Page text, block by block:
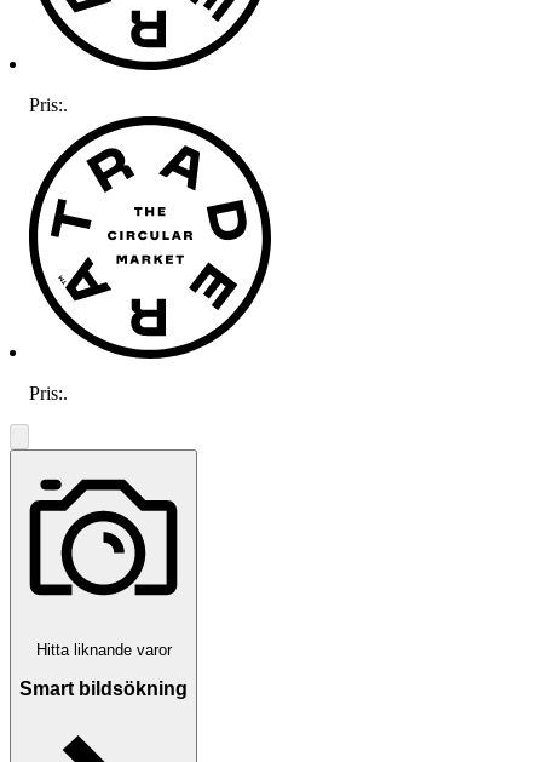
Pris:.
Pris:.
Hitta liknande varor
Smart bildsökning